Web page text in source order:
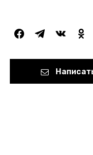
facebooktelegramvkontakte